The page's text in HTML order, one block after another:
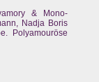
& Mono-
Nadja Boris
Polyamouröse